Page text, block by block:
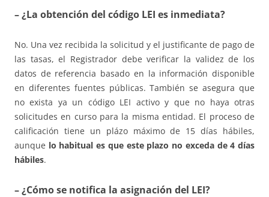
– ¿La obtención del código LEI es inmediata?
No. Una vez recibida la solicitud y el justificante de pago de
las tasas, el Registrador debe verificar la validez de los
datos de referencia basado en la información disponible
en diferentes fuentes públicas. También se asegura que
no exista ya un código LEI activo y que no haya otras
solicitudes en curso para la misma entidad. El proceso de
calificación tiene un plázo máximo de 15 días hábiles,
aunque lo habitual es que este plazo no exceda de 4 días
hábiles.
– ¿Cómo se notifica la asignación del LEI?